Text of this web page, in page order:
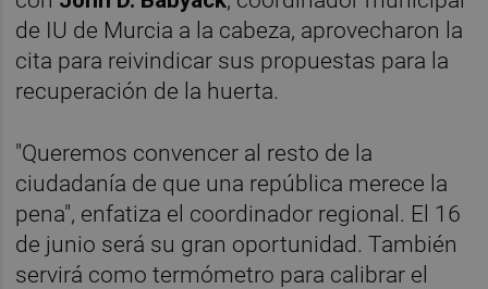
de IU de Murcia a la cabeza, aprovecharon la
cita para reivindicar sus propuestas para la
recuperación de la huerta.
"Queremos convencer al resto de la
ciudadanía de que una república merece la
pena", enfatiza el coordinador regional. El 16
de junio será su gran oportunidad. También
servirá como termómetro para calibrar el